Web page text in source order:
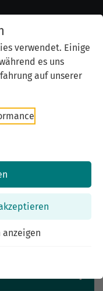
verwendet. Einige
es uns
auf unserer